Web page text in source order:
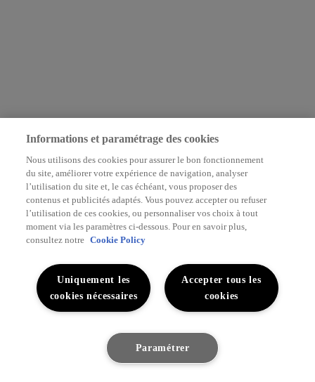
Informations et paramétrage des cookies
Nous utilisons des cookies pour assurer le bon fonctionnement
du site, améliorer votre expérience de navigation, analyser
l’utilisation du site et, le cas échéant, vous proposer des
contenus et publicités adaptés. Vous pouvez accepter ou refuser
l’utilisation de ces cookies, ou personnaliser vos choix à tout
moment via les paramètres ci-dessous. Pour en savoir plus,
consultez notre Cookie Policy
Accepter tous les
cookies
Uniquement les
cookies nécessaires
Paramétrer